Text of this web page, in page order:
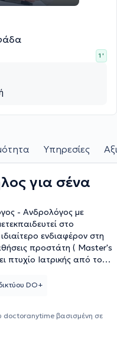
1 '
Υπηρεσίες
για σένα
- Ανδρολόγος με
στο
ενδιαφέρον στη
προστάτη ( Master's
πτυχίο Ιατρικής από το
(νεφρών,
συμμετέχει συνεχώς σε
παραμένει ενήμερος για τις
DO+
doctoranytime βασισμένη σε